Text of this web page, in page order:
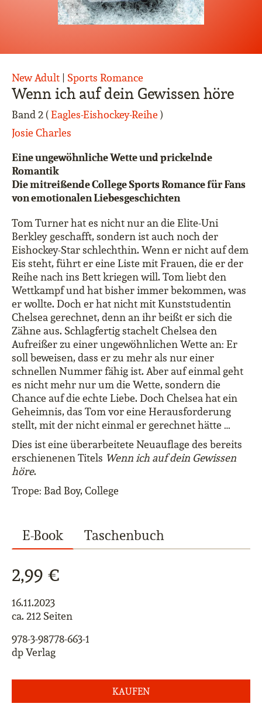
Wenn ich auf dein Gewissen höre
Band 2 (Eagles-Eishockey-Reihe )
Josie Charles
New Adult | Sports Romance
Eine ungewöhnliche Wette und prickelnde
Romantik
Die mitreißende College Sports Romance für Fans
von emotionalen Liebesgeschichten
Tom Turner hat es nicht nur an die Elite-Uni
Berkley geschafft, sondern ist auch noch der
Eishockey-Star schlechthin. Wenn er nicht auf dem
Eis steht, führt er eine Liste mit Frauen, die er der
Reihe nach ins Bett kriegen will. Tom liebt den
Wettkampf und hat bisher immer bekommen, was
er wollte. Doch er hat nicht mit Kunststudentin
Chelsea gerechnet, denn an ihr beißt er sich die
Zähne aus. Schlagfertig stachelt Chelsea den
Aufreißer zu einer ungewöhnlichen Wette an: Er
soll beweisen, dass er zu mehr als nur einer
schnellen Nummer fähig ist. Aber auf einmal geht
es nicht mehr nur um die Wette, sondern die
Chance auf die echte Liebe. Doch Chelsea hat ein
Geheimnis, das Tom vor eine Herausforderung
stellt, mit der nicht einmal er gerechnet hätte …
Dies ist eine überarbeitete Neuauflage des bereits
erschienenen Titels Wenn ich auf dein Gewissen
höre.
Trope: Bad Boy, College
E-Book Taschenbuch
2,99 €
16.11.2023
ca. 212 Seiten
978-3-98778-663-1
dp Verlag
KAUFEN